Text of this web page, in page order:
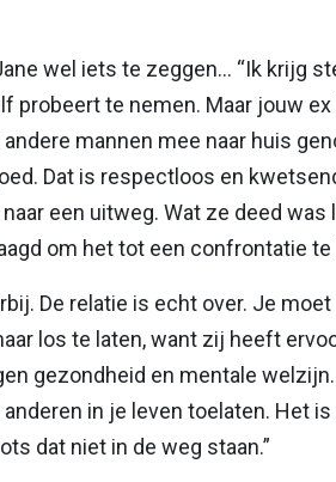
wel iets te zeggen… “Ik krijg
probeert te nemen. Maar jouw
mannen mee naar huis
Dat is respectloos en
een uitweg. Wat ze deed
om het tot een confrontatie te
De relatie is echt over. Je
los te laten, want zij heeft
gezondheid en mentale
in je leven toelaten. Het
dat niet in de weg staan.”